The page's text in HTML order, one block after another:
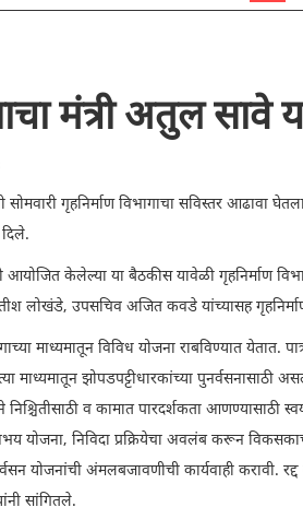
मंत्री अतुल सावे
गृहनिर्माण विभागाचा सविस्तर आढावा
आयोजित केलेल्या या बैठकीस यावेळी गृहनिर्माण
लोखंडे, उपसचिव अजित कवडे यांच्यासह
माध्यमातून विविध योजना राबविण्यात येतात.
झोपडपट्टीधारकांच्या पुनर्वसनासाठी
निश्चितीसाठी व कामात पारदर्शकता आणण्यासाठी
योजना, निविदा प्रक्रियेचा अवलंब करून
योजनांची अंमलबजावणीची कार्यवाही करावी.
सांगितले.